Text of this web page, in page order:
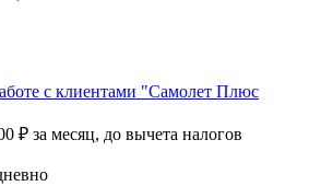
с клиентами "Самолет Плюс
₽ за месяц, до вычета налогов